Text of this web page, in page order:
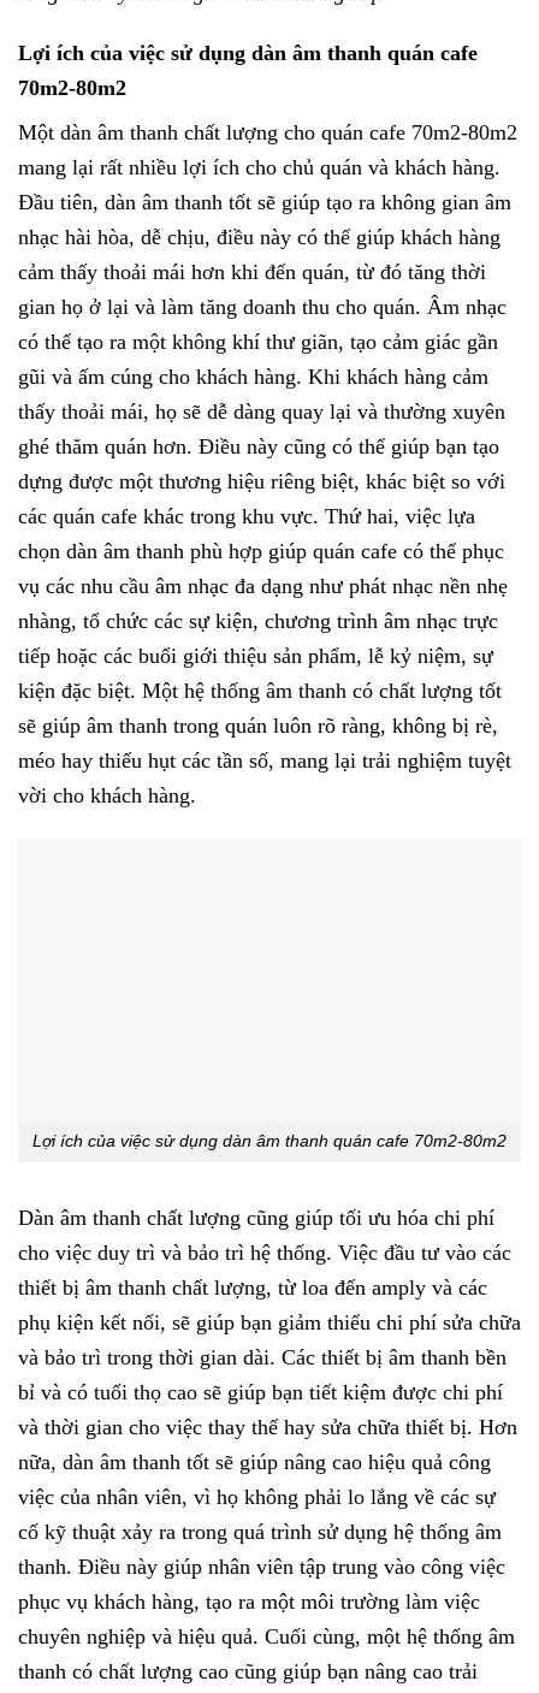
Lợi ích của việc sử dụng dàn âm thanh quán cafe
70m2-80m2
Một dàn âm thanh chất lượng cho quán cafe 70m2-80m2
mang lại rất nhiều lợi ích cho chủ quán và khách hàng.
Đầu tiên, dàn âm thanh tốt sẽ giúp tạo ra không gian âm
nhạc hài hòa, dễ chịu, điều này có thể giúp khách hàng
cảm thấy thoải mái hơn khi đến quán, từ đó tăng thời
gian họ ở lại và làm tăng doanh thu cho quán. Âm nhạc
có thể tạo ra một không khí thư giãn, tạo cảm giác gần
gũi và ấm cúng cho khách hàng. Khi khách hàng cảm
thấy thoải mái, họ sẽ dễ dàng quay lại và thường xuyên
ghé thăm quán hơn. Điều này cũng có thể giúp bạn tạo
dựng được một thương hiệu riêng biệt, khác biệt so với
các quán cafe khác trong khu vực. Thứ hai, việc lựa
chọn dàn âm thanh phù hợp giúp quán cafe có thể phục
vụ các nhu cầu âm nhạc đa dạng như phát nhạc nền nhẹ
nhàng, tổ chức các sự kiện, chương trình âm nhạc trực
tiếp hoặc các buổi giới thiệu sản phẩm, lễ kỷ niệm, sự
kiện đặc biệt. Một hệ thống âm thanh có chất lượng tốt
sẽ giúp âm thanh trong quán luôn rõ ràng, không bị rè,
méo hay thiếu hụt các tần số, mang lại trải nghiệm tuyệt
vời cho khách hàng.
Lợi ích của việc sử dụng dàn âm thanh quán cafe 70m2-80m2
Dàn âm thanh chất lượng cũng giúp tối ưu hóa chi phí
cho việc duy trì và bảo trì hệ thống. Việc đầu tư vào các
thiết bị âm thanh chất lượng, từ loa đến amply và các
phụ kiện kết nối, sẽ giúp bạn giảm thiểu chi phí sửa chữa
và bảo trì trong thời gian dài. Các thiết bị âm thanh bền
bỉ và có tuổi thọ cao sẽ giúp bạn tiết kiệm được chi phí
và thời gian cho việc thay thế hay sửa chữa thiết bị. Hơn
nữa, dàn âm thanh tốt sẽ giúp nâng cao hiệu quả công
việc của nhân viên, vì họ không phải lo lắng về các sự
cố kỹ thuật xảy ra trong quá trình sử dụng hệ thống âm
thanh. Điều này giúp nhân viên tập trung vào công việc
phục vụ khách hàng, tạo ra một môi trường làm việc
chuyên nghiệp và hiệu quả. Cuối cùng, một hệ thống âm
thanh có chất lượng cao cũng giúp bạn nâng cao trải